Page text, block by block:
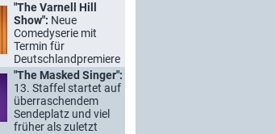
"The Varnell Hill
Show": Neue
Comedyserie mit
Termin für
Deutschlandpremiere
"The Masked Singer":
13. Staffel startet auf
überraschendem
Sendeplatz und viel
früher als zuletzt